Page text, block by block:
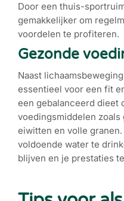
Door een thuis-
gemakkelijker om
voordelen te profiteren.
Gezonde
Naast
essentieel voor een fit
een gebalanceerd dieet
voedingsmiddelen
eiwitten en volle
voldoende water te
blijven en je prestaties